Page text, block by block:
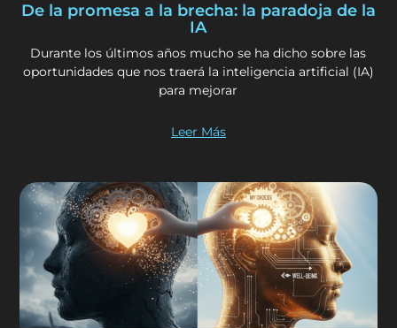
De la promesa a la brecha: la paradoja de la
IA
Durante los últimos años mucho se ha dicho sobre las
oportunidades que nos traerá la inteligencia artificial (IA)
para mejorar
Leer Más